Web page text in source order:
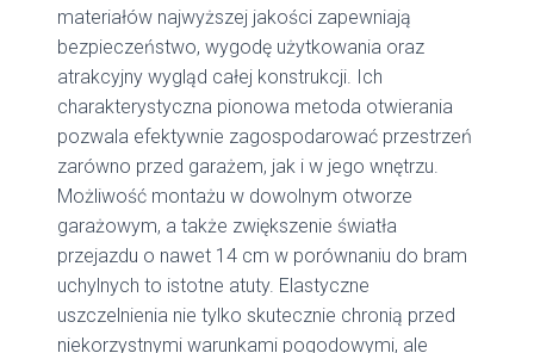
materiałów najwyższej jakości zapewniają
bezpieczeństwo, wygodę użytkowania oraz
atrakcyjny wygląd całej konstrukcji. Ich
charakterystyczna pionowa metoda otwierania
pozwala efektywnie zagospodarować przestrzeń
zarówno przed garażem, jak i w jego wnętrzu.
Możliwość montażu w dowolnym otworze
garażowym, a także zwiększenie światła
przejazdu o nawet 14 cm w porównaniu do bram
uchylnych to istotne atuty. Elastyczne
uszczelnienia nie tylko skutecznie chronią przed
niekorzystnymi warunkami pogodowymi, ale